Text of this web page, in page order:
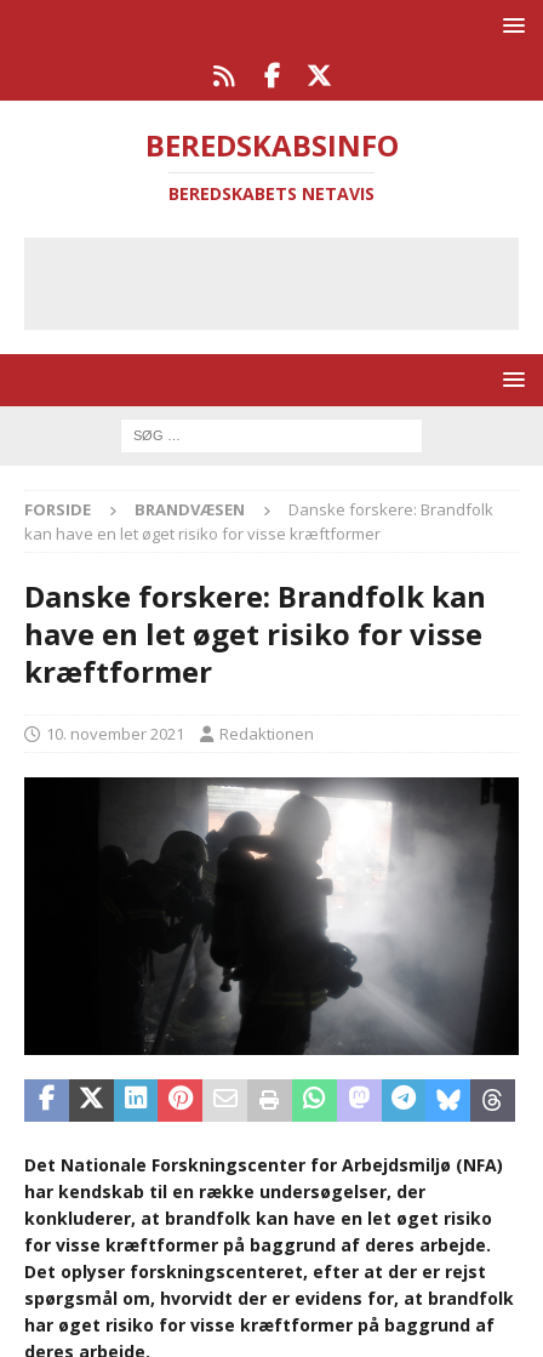
BEREDSKABSINFO
BEREDSKABETS NETAVIS
FORSIDE BRANDVÆSEN
Danske forskere: Brandfolk
kan have en let øget risiko for visse kræftformer
Danske forskere: Brandfolk kan
have en let øget risiko for visse
kræftformer
10. november 2021 Redaktionen
Det Nationale Forskningscenter for Arbejdsmiljø (NFA)
har kendskab til en række undersøgelser, der
konkluderer, at brandfolk kan have en let øget risiko
for visse kræftformer på baggrund af deres arbejde.
Det oplyser forskningscenteret, efter at der er rejst
spørgsmål om, hvorvidt der er evidens for, at brandfolk
har øget risiko for visse kræftformer på baggrund af
deres arbejde.